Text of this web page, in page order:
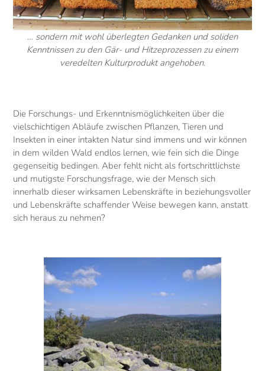
… sondern mit wohl überlegten Gedanken und soliden
Kenntnissen zu den Gär- und Hitzeprozessen zu einem
veredelten Kulturprodukt angehoben.
Die Forschungs- und Erkenntnismöglichkeiten über die
vielschichtigen Abläufe zwischen Pflanzen, Tieren und
Insekten in einer intakten Natur sind immens und wir können
in dem wilden Wald endlos lernen, wie fein sich die Dinge
gegenseitig bedingen. Aber fehlt nicht als fortschrittlichste
und mutigste Forschungsfrage, wie der Mensch sich
innerhalb dieser wirksamen Lebenskräfte in beziehungsvoller
und Lebenskräfte schaffender Weise bewegen kann, anstatt
sich heraus zu nehmen?